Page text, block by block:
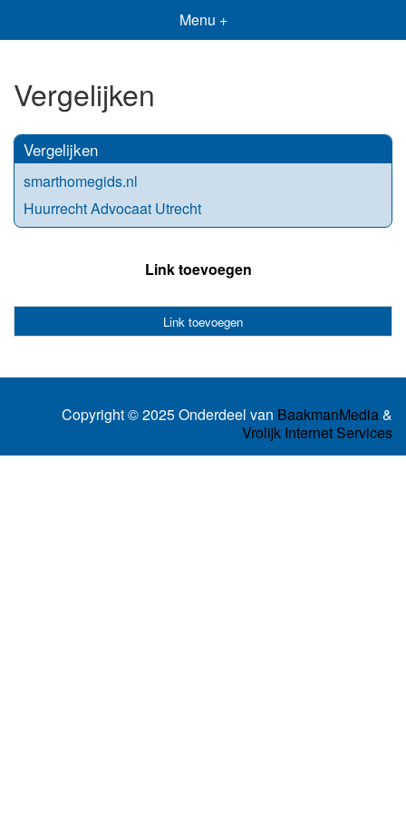
Menu +
Vergelijken
Vergelijken
smarthomegids.nl
Huurrecht Advocaat Utrecht
Link toevoegen
Link toevoegen
Copyright © 2025 Onderdeel van BaakmanMedia&
Vrolijk Internet Services